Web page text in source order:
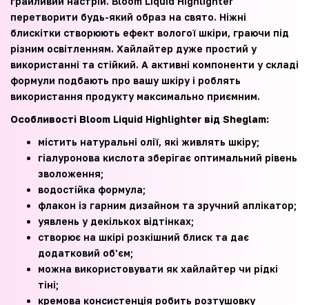
перетворити будь-який образ на свято. Ніжні
блискітки створюють ефект вологої шкіри, граючи під
різним освітленням. Хайлайтер дуже простий у
використанні та стійкий. А активні компоненти у складі
формули подбають про вашу шкіру і роблять
використання продукту максимально приємним.
Особливості Bloom Liquid Highlighter від Sheglam:
містить натуральні олії, які живлять шкіру;
гіалуронова кислота зберігає оптимальний рівень
зволоження;
водостійка формула;
флакон із гарним дизайном та зручний аплікатор;
уявлень у декількох відтінках;
створює на шкірі розкішний блиск та дає
додатковий об'єм;
можна використовувати як хайлайтер чи рідкі
тіні;
кремова консистенція робить розтушовку